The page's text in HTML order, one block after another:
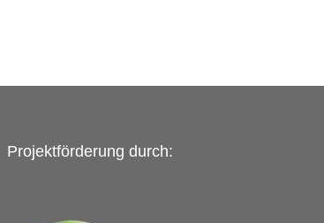
Projektförderung durch: